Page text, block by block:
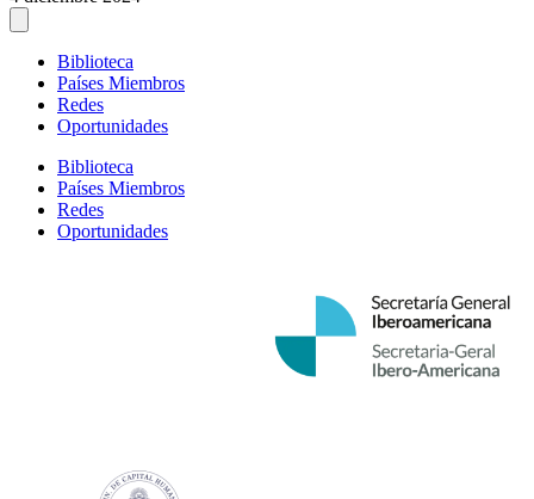
Biblioteca
Países Miembros
Redes
Oportunidades
Biblioteca
Países Miembros
Redes
Oportunidades